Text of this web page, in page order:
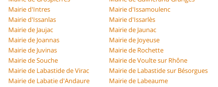
Mairie d'Intres
Mairie d'Issamoulenc
Mairie d'Issanlas
Mairie d'Issarlès
Mairie de Jaujac
Mairie de Jaunac
Mairie de Joannas
Mairie de Joyeuse
Mairie de Juvinas
Mairie de Rochette
Mairie de Souche
Mairie de Voulte sur Rhône
Mairie de Labastide de Virac
Mairie de Labastide sur Bésorgues
Mairie de Labatie d'Andaure
Mairie de Labeaume